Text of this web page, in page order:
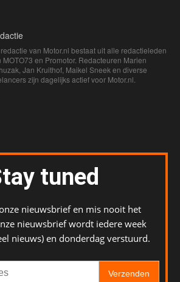
van Motor.nl bestaat uit alle redactieleden
MOTO73 en Promotor. Redacteuren Marien
Jan Kruithof, Maikel Sneek en diverse
zijn dagelijks actief voor Motor.nl.
tuned
nieuwsbrief en mis nooit het
nieuwsbrief wordt iedere week
nieuws) en donderdag verstuurd.
Verzenden